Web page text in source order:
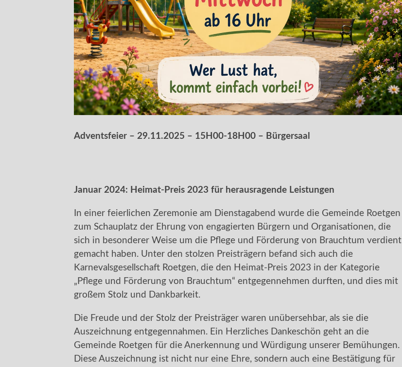
Adventsfeier – 29.11.2025 – 15H00-18H00 – Bürgersaal
Januar 2024: Heimat-Preis 2023 für herausragende Leistungen
In einer feierlichen Zeremonie am Dienstagabend wurde die Gemeinde Roetgen
zum Schauplatz der Ehrung von engagierten Bürgern und Organisationen, die
sich in besonderer Weise um die Pflege und Förderung von Brauchtum verdient
gemacht haben. Unter den stolzen Preisträgern befand sich auch die
Karnevalsgesellschaft Roetgen, die den Heimat-Preis 2023 in der Kategorie
„Pflege und Förderung von Brauchtum“ entgegennehmen durften, und dies mit
großem Stolz und Dankbarkeit.
Die Freude und der Stolz der Preisträger waren unübersehbar, als sie die
Auszeichnung entgegennahmen. Ein Herzliches Dankeschön geht an die
Gemeinde Roetgen für die Anerkennung und Würdigung unserer Bemühungen.
Diese Auszeichnung ist nicht nur eine Ehre, sondern auch eine Bestätigung für